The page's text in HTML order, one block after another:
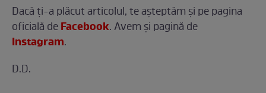
Dacă ți-a plăcut articolul, te așteptăm și pe pagina
oficială deFacebook. Avem şi pagină de
Instagram.
D.D.